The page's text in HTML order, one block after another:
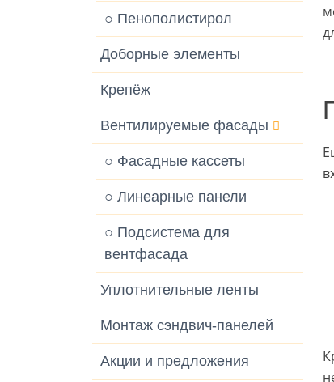
○ Пенополистирол
Доборные элементы
Крепёж
Вентилируемые фасады
○ Фасадные кассеты
○ Линеарные панели
○ Подсистема для
вентфасада
Уплотнительные ленты
Монтаж сэндвич-панелей
Акции и предложения